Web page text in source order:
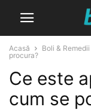
Acasă Boli & Remedii
procura?
Ce este
cum se